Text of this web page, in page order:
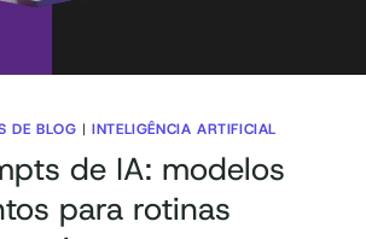
DE BLOG |INTELIGÊNCIA ARTIFICIAL
de IA: modelos
para rotinas